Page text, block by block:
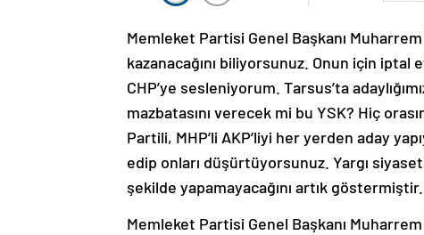
Memleket Partisi Genel Başkanı Muharrem
kazanacağını biliyorsunuz. Onun için
CHP’ye sesleniyorum. Tarsus’ta
mazbatasını verecek mi bu YSK? Hiç
Partili, MHP’li AKP’liyi her yerden aday
edip onları düşürtüyorsunuz. Yargı
şekilde yapamayacağını artık göstermiştir.
Memleket Partisi Genel Başkanı